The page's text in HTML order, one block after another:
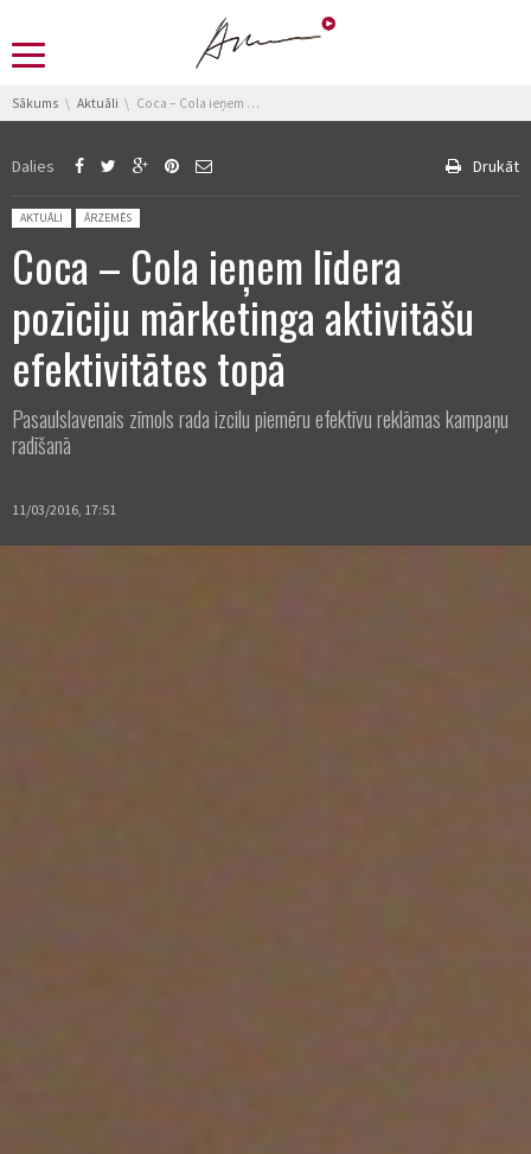
You are here:
Sākums Aktuāli Coca – Cola ieņem līdera pozīciju mārketinga aktivitāšu efektivitātes topā
Dalies Drukāt
Posted in:
AKTUĀLI ĀRZEMĒS
Coca – Cola ieņem līdera
pozīciju mārketinga aktivitāšu
efektivitātes topā
Pasaulslavenais zīmols rada izcilu piemēru efektīvu reklāmas kampaņu
radīšanā
11/03/2016, 17:51